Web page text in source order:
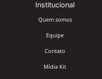
Institucional
Quem somos
Equipe
Contato
Mídia Kit